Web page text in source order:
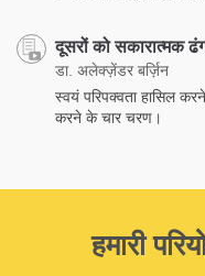
दूसरों को सकारात्मक
डा. अलेक्ज़ेंडर बर्ज़िन
स्वयं परिपक्वता हासिल
करने के चार चरण।
हमारी